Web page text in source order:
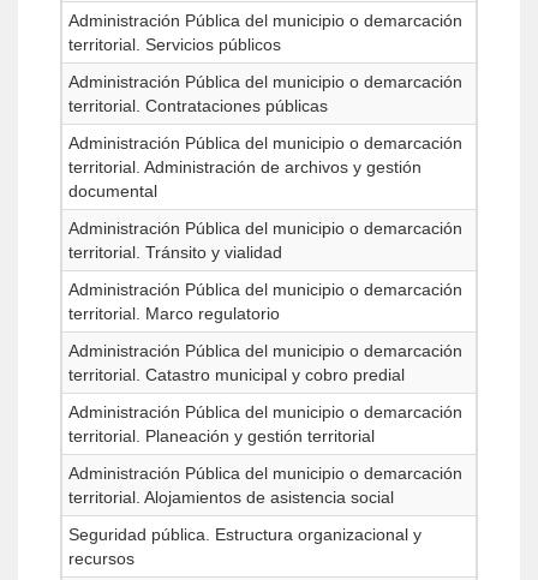
Administración Pública del municipio o demarcación
territorial. Servicios públicos
Administración Pública del municipio o demarcación
territorial. Contrataciones públicas
Administración Pública del municipio o demarcación
territorial. Administración de archivos y gestión
documental
Administración Pública del municipio o demarcación
territorial. Tránsito y vialidad
Administración Pública del municipio o demarcación
territorial. Marco regulatorio
Administración Pública del municipio o demarcación
territorial. Catastro municipal y cobro predial
Administración Pública del municipio o demarcación
territorial. Planeación y gestión territorial
Administración Pública del municipio o demarcación
territorial. Alojamientos de asistencia social
Seguridad pública. Estructura organizacional y
recursos